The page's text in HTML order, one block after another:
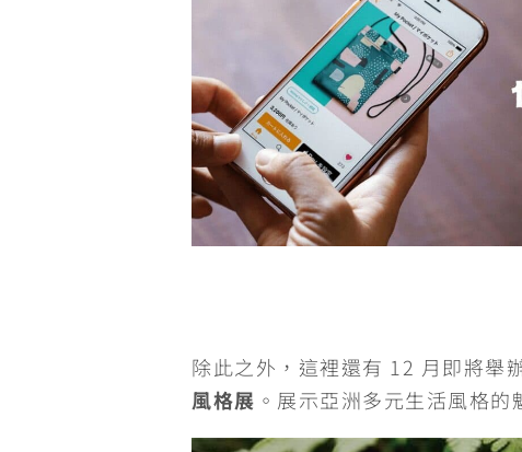
除此之外，這裡還有 12 月即將舉
風格展 。展示亞洲多元生活風格的